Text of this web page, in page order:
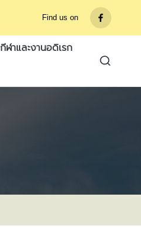
Find us on
รายการ
เมนู
กีฬาและงานอดิเรก